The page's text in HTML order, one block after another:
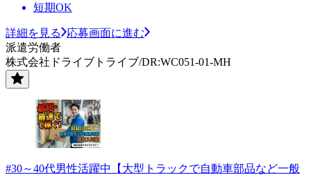
短期OK
詳細を見る
応募画面に進む
派遣労働者
株式会社ドライブトライブ/DR:WC051-01-MH
#30～40代男性活躍中【大型トラックで自動車部品など一般